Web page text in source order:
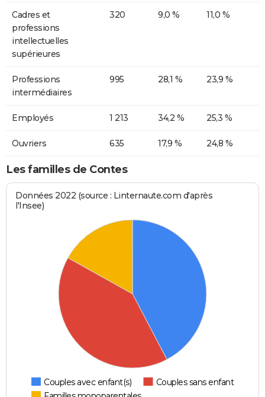
Cadres et
professions
intellectuelles
supérieures
320 9,0 % 11,0 %
Professions
intermédiaires
995 28,1 % 23,9 %
Employés 1 213 34,2 % 25,3 %
Ouvriers 635 17,9 % 24,8 %
Les familles de Contes
Données 2022 (source : Linternaute.com d'après
l'Insee)
Couples avec enfant(s)
Couples sans enfant